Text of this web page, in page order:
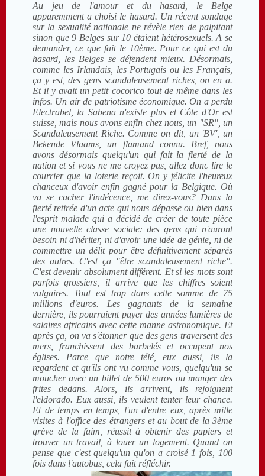
Au jeu de l'amour et du hasard, le Belge
apparemment a choisi le hasard. Un récent sondage
sur la sexualité nationale ne révèle rien de palpitant
sinon que 9 Belges sur 10 étaient hétérosexuels. A se
demander, ce que fait le 10ème. Pour ce qui est du
hasard, les Belges se défendent mieux. Désormais,
comme les Irlandais, les Portugais ou les Français,
ça y est, des gens scandaleusement riches, on en a.
Et il y avait un petit cocorico tout de même dans les
infos. Un air de patriotisme économique. On a perdu
Electrabel, la Sabena n'existe plus et Côte d'Or est
suisse, mais nous avons enfin chez nous, un "SR", un
Scandaleusement Riche. Comme on dit, un 'BV', un
Bekende Vlaams, un flamand connu. Bref, nous
avons désormais quelqu'un qui fait la fierté de la
nation et si vous ne me croyez pas, allez donc lire le
courrier que la loterie reçoit. On y félicite l'heureux
chanceux d'avoir enfin gagné pour la Belgique. Où
va se cacher l'indécence, me direz-vous? Dans la
fierté retirée d'un acte qui nous dépasse ou bien dans
l'esprit malade qui a décidé de créer de toute pièce
une nouvelle classe sociale: des gens qui n'auront
besoin ni d'hériter, ni d'avoir une idée de génie, ni de
commettre un délit pour être définitivement séparés
des autres. C'est ça "être scandaleusement riche".
C'est devenir absolument différent. Et si les mots sont
parfois grossiers, il arrive que les chiffres soient
vulgaires. Tout est trop dans cette somme de 75
millions d'euros. Les gagnants de la semaine
dernière, ils pourraient payer des années lumières de
salaires africains avec cette manne astronomique. Et
après ça, on va s'étonner que des gens traversent des
mers, franchissent des barbelés et occupent nos
églises. Parce que notre télé, eux aussi, ils la
regardent et qu'ils ont vu comme vous, quelqu'un se
moucher avec un billet de 500 euros ou manger des
frites dedans. Alors, ils arrivent, ils rejoignent
l'eldorado. Eux aussi, ils veulent tenter leur chance.
Et de temps en temps, l'un d'entre eux, après mille
visites à l'office des étrangers et au bout de la 3ème
grève de la faim, réussit à obtenir des papiers et
trouver un travail, à louer un logement. Quand on
pense que c'est quelqu'un qu'on a croisé 1 fois, 100
fois dans l'autobus, cela fait réfléchir.